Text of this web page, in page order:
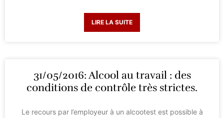
LIRE LA SUITE
31/05/2016: Alcool au travail : des
conditions de contrôle très strictes.
Le recours par l’employeur à un alcootest est possible à